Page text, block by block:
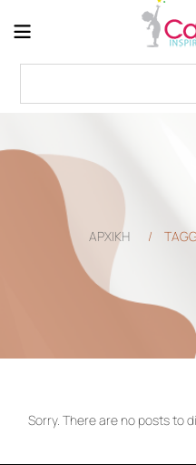
ΑΡΧΙΚΗ /
Sorry. There are no posts to